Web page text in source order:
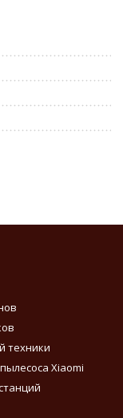
техники
Xiaomi